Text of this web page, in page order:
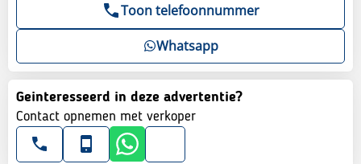
Toon telefoonnummer
Whatsapp
Geinteresseerd in deze advertentie?
Contact opnemen met verkoper